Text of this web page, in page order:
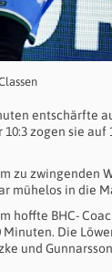
entschärfte
zogen sie auf
zu zwingenden
mühelos in die
hoffte BHC-
Die
und